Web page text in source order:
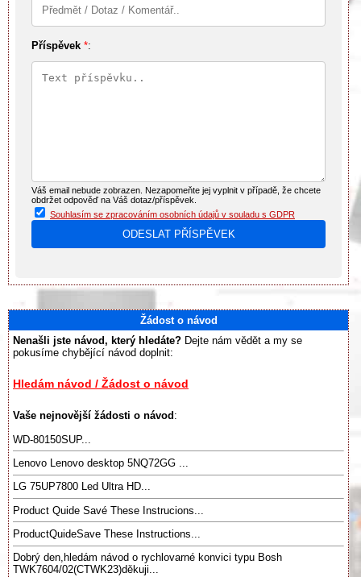
Příspěvek *:
Váš email nebude zobrazen. Nezapomeňte jej vyplnit v případě, že chcete
obdržet odpověď na Váš dotaz/příspěvek.
Souhlasím se zpracováním osobních údajů v souladu s GDPR
Žádost o návod
Nenašli jste návod, který hledáte? Dejte nám vědět a my se
pokusíme chybějící návod doplnit:
Hledám návod / Žádost o návod
Vaše nejnovější žádosti o návod :
WD-80150SUP...
Lenovo Lenovo desktop 5NQ72GG ...
LG 75UP7800 Led Ultra HD...
Product Quide Savé These Instrucions...
ProductQuideSave These Instructions...
Dobrý den,hledám návod o rychlovarné konvici typu Bosh
TWK7604/02(CTWK23)děkuji...